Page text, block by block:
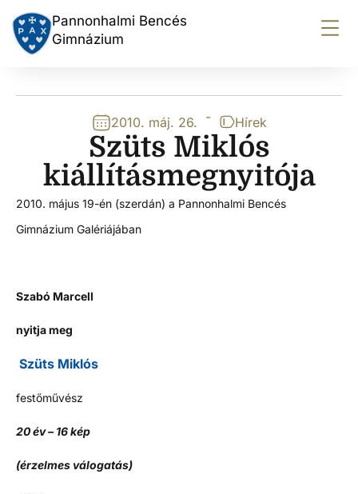
Pannonhalmi Bencés
Gimnázium
2010. máj. 26. - Hírek
Szüts Miklós
kiállításmegnyitója
2010. május 19-én (szerdán) a Pannonhalmi Bencés
Gimnázium Galériájában
Szabó Marcell
nyitja meg
Szüts Miklós
festőművész
20 év – 16 kép
(érzelmes válogatás)